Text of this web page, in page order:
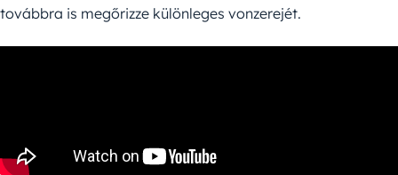
továbbra is megőrizze különleges vonzerejét.